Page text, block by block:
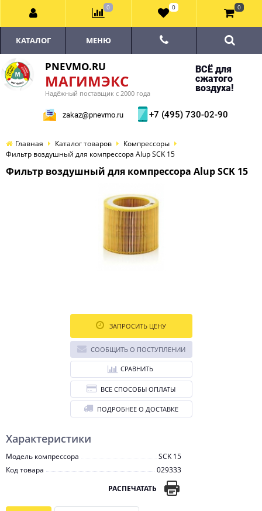
PNEVMO.RU
МАГИМЭКС
Надёжный поставщик с 2000 года
ВСЁ для
сжатого
воздуха!
zakaz@pnevmo.ru +7 (495) 730-02-90
КАТАЛОГ МЕНЮ
Главная Каталог товаров
Компрессоры
Фильтр воздушный для компрессора Alup SCK 15
Фильтр воздушный для компрессора Alup SCK 15
Характеристики
Модель компрессора
SCK 15
Код товара
029333
РАСПЕЧАТАТЬ
ЗАПРОСИТЬ ЦЕНУ
СООБЩИТЬ О ПОСТУПЛЕНИИ
СРАВНИТЬ
ВСЕ СПОСОБЫ ОПЛАТЫ
ПОДРОБНЕЕ О ДОСТАВКЕ
0 0 0